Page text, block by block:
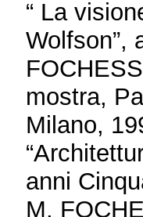
“ La
Wolfson”,
mostra,
Milano,
anni
M.